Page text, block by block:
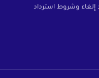
وشروط استرداد